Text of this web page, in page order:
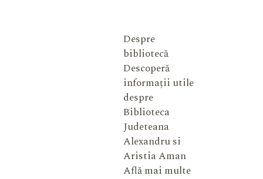
Despre
bibliotecă
Descoperă
informații utile
despre
Biblioteca
Judeteana
Alexandru si
Aristia Aman
Află mai multe